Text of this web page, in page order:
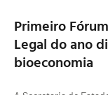
Primeiro
Legal do ano
bioeconomia